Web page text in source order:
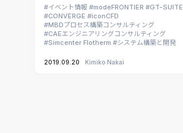
イベント情報 modeFRONTIER
GT-SUITE
CONVERGE
iconCFD
MBDプロセス構築コンサルティング
CAEエンジニアリングコンサルティング
Simcenter Flotherm
システム構築と開発
2019.09.20 Kimiko Nakai